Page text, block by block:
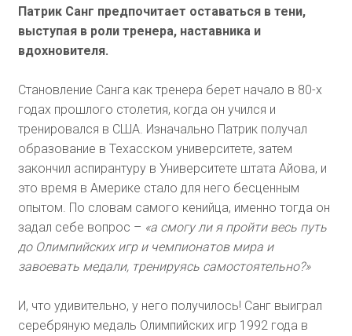
Патрик Санг предпочитает оставаться в тени,
выступая в роли тренера, наставника и
вдохновителя.
Становление Санга как тренера берет начало в 80-х
годах прошлого столетия, когда он учился и
тренировался в США. Изначально Патрик получал
образование в Техасском университете, затем
закончил аспирантуру в Университете штата Айова, и
это время в Америке стало для него бесценным
опытом. По словам самого кенийца, именно тогда он
задал себе вопрос – «а смогу ли я пройти весь путь
до Олимпийских игр и чемпионатов мира и
завоевать медали, тренируясь самостоятельно?»
И, что удивительно, у него получилось! Санг выиграл
серебряную медаль Олимпийских игр 1992 года в